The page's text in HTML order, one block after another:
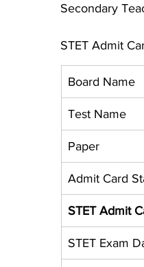
Secondary
STET Admit
Board Name
Test Name
Paper
Admit Card
STET Admit
STET Exam